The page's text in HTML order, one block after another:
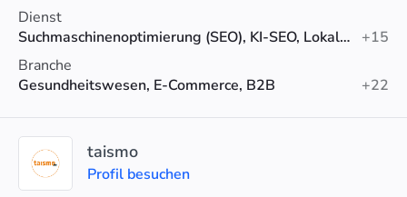
Dienst
Suchmaschinenoptimierung (SEO), KI-SEO, Lokales SEO
+15
Branche
Gesundheitswesen, E-Commerce, B2B
+22
taismo
Profil besuchen